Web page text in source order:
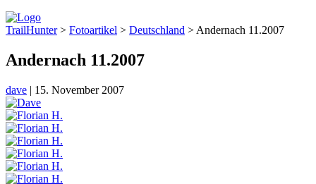
TrailHunter> Fotoartikel > Deutschland > Andernach 11.2007
Andernach 11.2007
dave | 15. November 2007